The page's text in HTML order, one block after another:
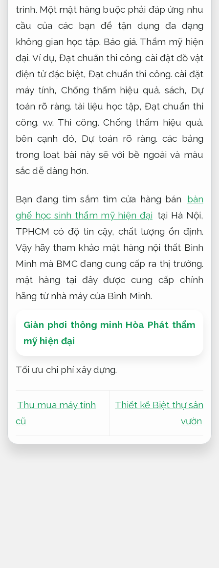
trình. Một mặt hàng buộc phải đáp ứng nhu
cầu của các bạn để tận dụng đa dạng
không gian học tập. Báo giá. Thẩm mỹ hiện
đại. Ví dụ,Đạt chuẩn thi công. cài đặt đồ vật
điện tử đặc biệt,Đạt chuẩn thi công. cài đặt
máy tính, Chống thấm hiệu quả. sách, Dự
toán rõ ràng. tài liệu học tập,Đạt chuẩn thi
công. v.v. Thi công. Chống thấm hiệu quả.
bên cạnh đó, Dự toán rõ ràng. các bảng
trong loạt bài này sẽ với bề ngoài và màu
sắc dễ dàng hơn.
Bạn đang tìm sắm tìm cửa hàng bán
bàn
ghế học sinh thẩm mỹ hiện đại tại Hà Nội,
TPHCM có độ tin cậy, chất lượng ổn định.
Vậy hãy tham khảo mặt hàng nội thất Bình
Minh mà BMC đang cung cấp ra thị trường.
mặt hàng tại đây được cung cấp chính
hãng từ nhà máy của Bình Minh.
Giàn phơi thông minh Hòa Phát thẩm
mỹ hiện đại
Tối ưu chi phí xây dựng.
Thu mua máy tính
cũ
Thiết kế Biệt thự sân
vườn